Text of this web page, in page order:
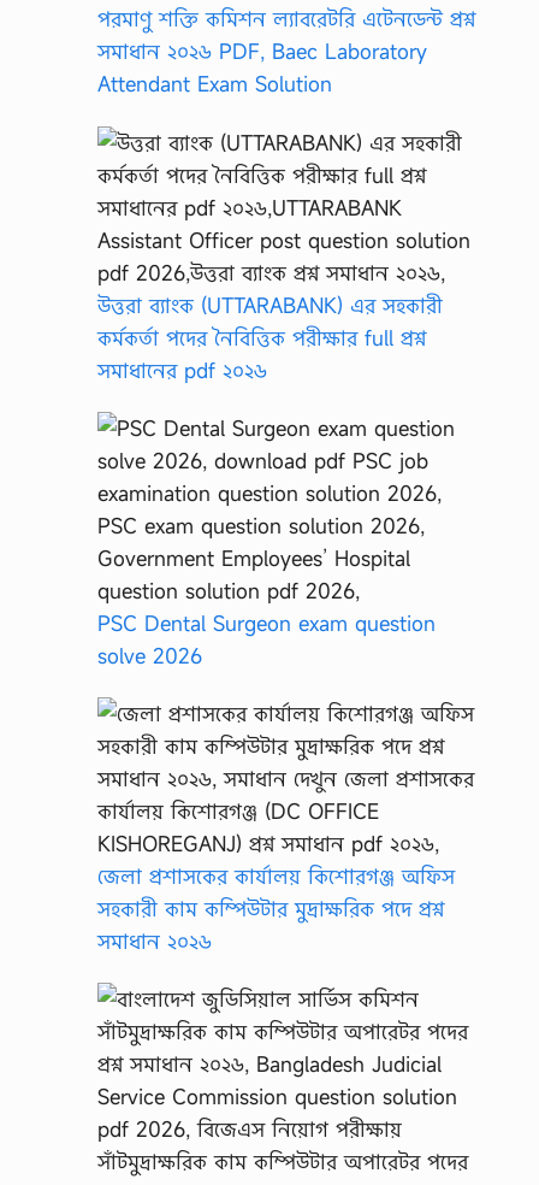
পরমাণু শক্তি কমিশন ল্যাবরেটরি এটেনডেন্ট প্রশ্ন
সমাধান ২০২৬ PDF, Baec Laboratory
Attendant Exam Solution
উত্তরা ব্যাংক (UTTARABANK) এর সহকারী
কর্মকর্তা পদের নৈবিত্তিক পরীক্ষার full প্রশ্ন
সমাধানের pdf ২০২৬
PSC Dental Surgeon exam question
solve 2026
জেলা প্রশাসকের কার্যালয় কিশোরগঞ্জ অফিস
সহকারী কাম কম্পিউটার মুদ্রাক্ষরিক পদে প্রশ্ন
সমাধান ২০২৬